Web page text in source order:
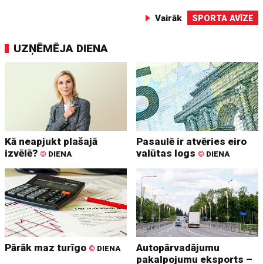
Vairāk SPORTA AVĪZE
UZŅĒMĒJA DIENA
Kā neapjukt plašajā
izvēlē? © DIENA
Pasaulē ir atvēries eiro
valūtas logs © DIENA
Pārāk maz turīgo © DIENA
Autopārvadājumu
pakalpojumu eksports –